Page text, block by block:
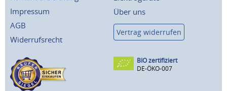
Impressum
AGB
Widerrufsrecht
Über uns
Vertrag widerrufen
BIO zertifiziert
DE-ÖKO-007